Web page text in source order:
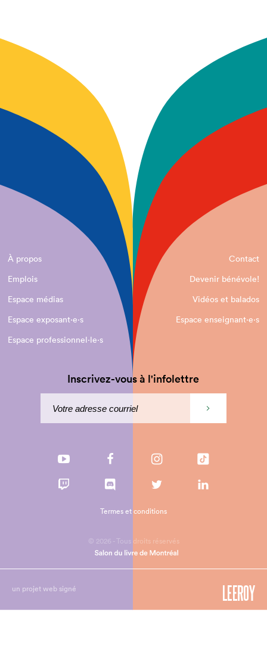
À propos
Contact
Emplois
Devenir bénévole!
Espace médias
Vidéos et balados
Espace exposant·e⋅s
Espace enseignant·e⋅s
Espace professionnel·le⋅s
Inscrivez-vous à l'infolettre
© 2026 - Tous droits réservés
Termes et conditions
un projet web signé